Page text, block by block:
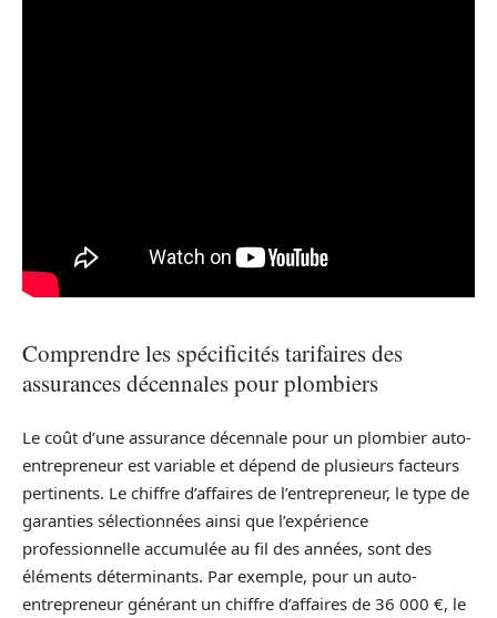
Comprendre les spécificités tarifaires des
assurances décennales pour plombiers
Le coût d’une assurance décennale pour un plombier auto-
entrepreneur est variable et dépend de plusieurs facteurs
pertinents. Le chiffre d’affaires de l’entrepreneur, le type de
garanties sélectionnées ainsi que l’expérience
professionnelle accumulée au fil des années, sont des
éléments déterminants. Par exemple, pour un auto-
entrepreneur générant un chiffre d’affaires de 36 000 €, le